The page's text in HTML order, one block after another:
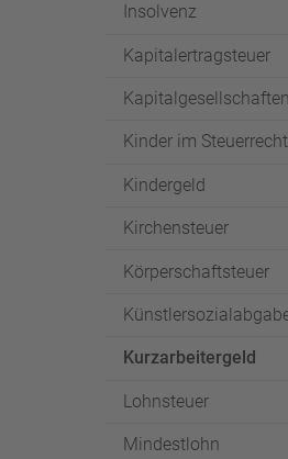
Insolvenz
Kapitalertragsteuer
Kapitalgesellschaften
Kinder im Steuerrecht
Kindergeld
Kirchensteuer
Körperschaftsteuer
Kurzarbeitergeld
Lohnsteuer
Mindestlohn